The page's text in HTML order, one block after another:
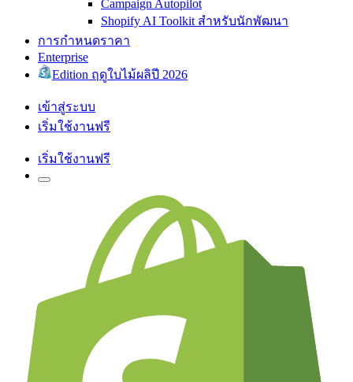
Campaign Autopilot
Shopify AI Toolkit สำหรับนักพัฒนา
การกำหนดราคา
Enterprise
Edition ฤดูใบไม้ผลิปี 2026
เข้าสู่ระบบ
เริ่มใช้งานฟรี
เริ่มใช้งานฟรี